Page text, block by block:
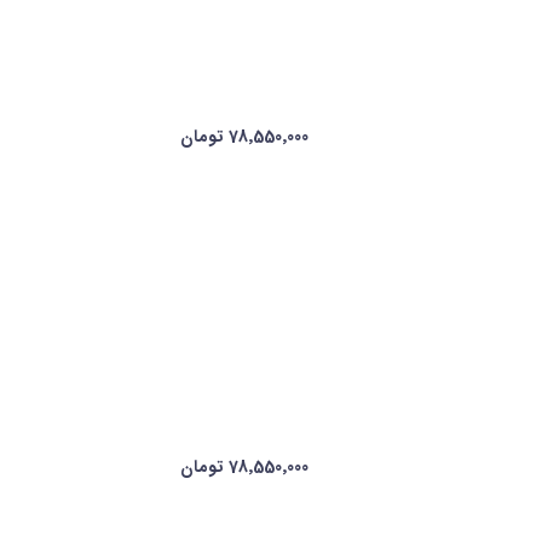
78٬550٬000 تومان
78٬550٬000 تومان